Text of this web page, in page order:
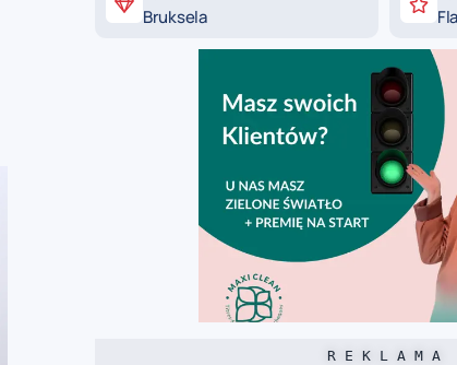
Bruksela
R E K L A M A